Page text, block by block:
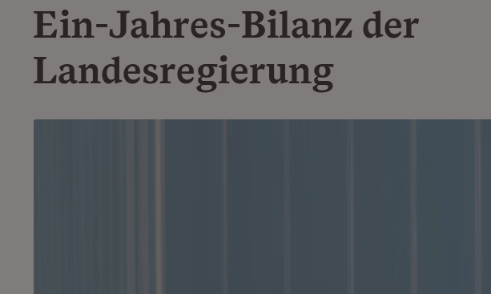
Ein-Jahres-Bilanz der
Landesregierung